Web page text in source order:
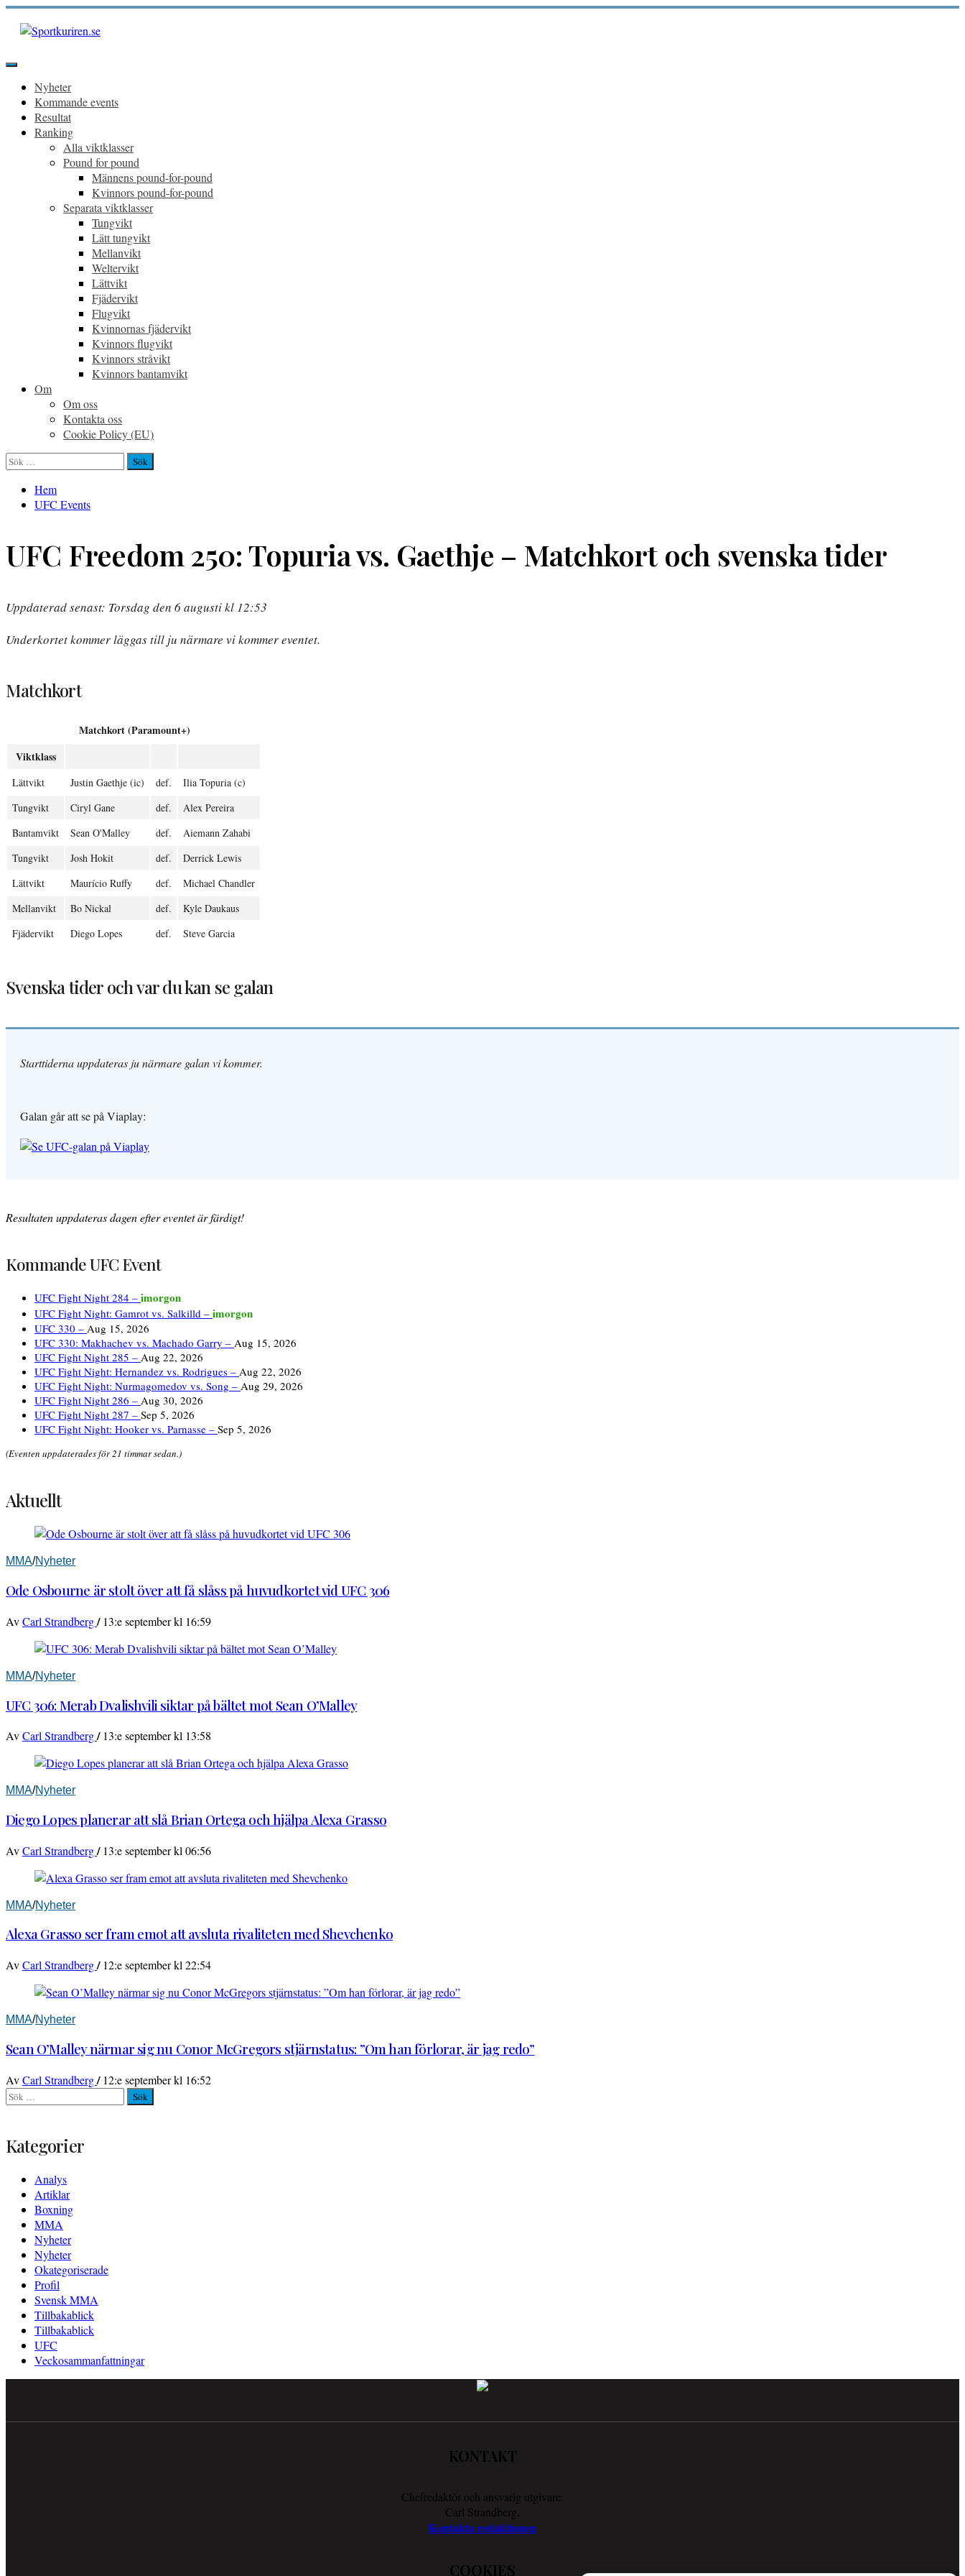
Hoppa
innehåll
Primär
Nyheter
Kommande events
Resultat
Ranking
Alla viktklasser
Pound for pound
Männens pound-for-pound
Kvinnors pound-for-pound
Separata viktklasser
Tungvikt
Lätt tungvikt
Mellanvikt
Weltervikt
Lättvikt
Fjädervikt
Flugvikt
Kvinnornas fjädervikt
Kvinnors flugvikt
Kvinnors stråvikt
Kvinnors bantamvikt
Om
Om oss
Kontakta oss
Cookie Policy (EU)
Sök
efter:
Hem
UFC Events
UFC Freedom 250: Topuria vs. Gaethje – Matchkort och svenska tider
Uppdaterad senast: Torsdag den 6 augusti kl 12:53
Underkortet kommer läggas till ju närmare vi kommer eventet.
Matchkort
Matchkort (Paramount+)
Viktklass
Lättvikt Justin Gaethje (ic) def.
Ilia Topuria (c)
Tungvikt
Ciryl Gane def.
Alex Pereira
Bantamvikt
Sean O'Malley def.
Aiemann Zahabi
Tungvikt
Josh Hokit def.
Derrick Lewis
Lättvikt
Maurício Ruffy def.
Michael Chandler
Mellanvikt
Bo Nickal def.
Kyle Daukaus
Fjädervikt
Diego Lopes def. Steve Garcia
Svenska tider och var du kan se galan
Starttiderna uppdateras ju närmare galan vi kommer.
Galan går att se på Viaplay:
Resultaten uppdateras dagen efter eventet är färdigt!
Kommande UFC Event
UFC Fight Night 284 – imorgon
UFC Fight Night: Gamrot vs. Salkilld – imorgon
UFC 330 – Aug 15, 2026
UFC 330: Makhachev vs. Machado Garry – Aug 15, 2026
UFC Fight Night 285 – Aug 22, 2026
UFC Fight Night: Hernandez vs. Rodrigues – Aug 22, 2026
UFC Fight Night: Nurmagomedov vs. Song – Aug 29, 2026
UFC Fight Night 286 – Aug 30, 2026
UFC Fight Night 287 – Sep 5, 2026
UFC Fight Night: Hooker vs. Parnasse – Sep 5, 2026
(Eventen uppdaterades för 21 timmar sedan.)
Aktuellt
MMA/Nyheter
Ode Osbourne är stolt över att få slåss på huvudkortet vid UFC 306
AvCarl Strandberg/ 13:e september kl 16:59
MMA/Nyheter
UFC 306: Merab Dvalishvili siktar på bältet mot Sean O’Malley
AvCarl Strandberg/ 13:e september kl 13:58
MMA/Nyheter
Diego Lopes planerar att slå Brian Ortega och hjälpa Alexa Grasso
AvCarl Strandberg/ 13:e september kl 06:56
MMA/Nyheter
Alexa Grasso ser fram emot att avsluta rivaliteten med Shevchenko
AvCarl Strandberg/ 12:e september kl 22:54
MMA/Nyheter
Sean O’Malley närmar sig nu Conor McGregors stjärnstatus: ”Om han förlorar, är jag redo”
AvCarl Strandberg/ 12:e september kl 16:52
Sök
efter:
Kategorier
Analys
Artiklar
Boxning
MMA
Nyheter
Nyheter
Okategoriserade
Profil
Svensk MMA
Tillbakablick
Tillbakablick
UFC
Veckosammanfattningar
KONTAKT
Chefredaktör och ansvarig utgivare:
Carl Strandberg.
Kontakta redaktionen
COOKIES